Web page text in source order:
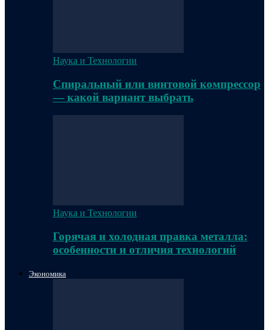
Наука и Технологии
Спиральный или винтовой компрессор
— какой вариант выбрать
Наука и Технологии
Горячая и холодная правка металла:
особенности и отличия технологий
Экономика